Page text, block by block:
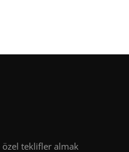
özel teklifler almak